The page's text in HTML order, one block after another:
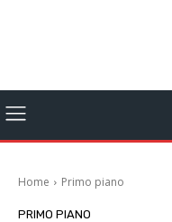
Home Primo piano
PRIMO PIANO